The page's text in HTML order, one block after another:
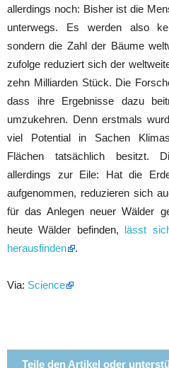
allerdings noch: Bisher ist die
unterwegs. Es werden also
sondern die Zahl der Bäume
zufolge reduziert sich der
zehn Milliarden Stück. Die
dass ihre Ergebnisse dazu
umzukehren. Denn erstmals
viel Potential in Sachen
Flächen tatsächlich besitzt.
allerdings zur Eile: Hat die
aufgenommen, reduzieren sich
für das Anlegen neuer Wälder
heute Wälder befinden, lässt
herausfinden
.
Via: Science
Teile den Artikel oder